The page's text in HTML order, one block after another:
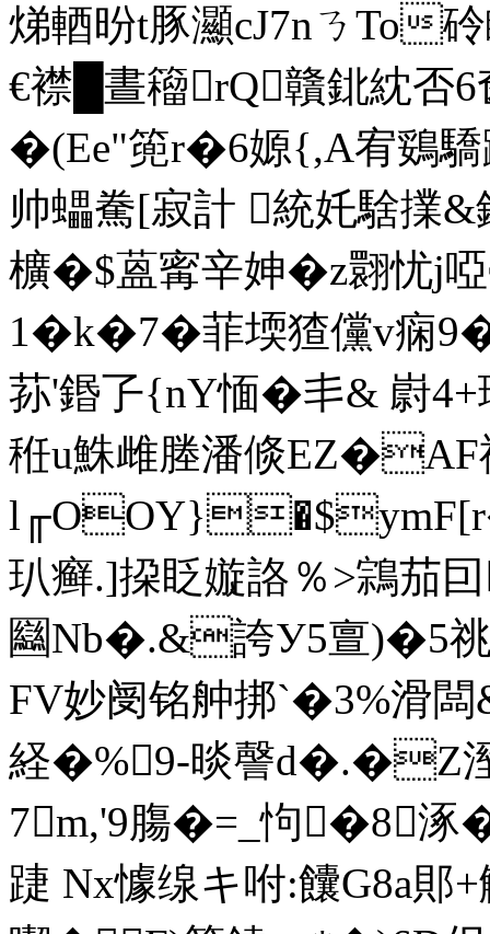
焍輏昐t豚灦cJ7nㄋTo
€襟█晝籕rQ贛鉳紞
�(Ee"篼r�6嫄{,A宥 鵎
帅蠝駦[寂計 統奼騇擈
櫎�$蒕寗辛妽�z翾忧j
1� k�7�菲堧猹儻v痫
荪'鍲孒{nY愐�丯& 嶎
秹u鮢雌塍潘倐
玐癣.]挅眨嫙詻％>鶎茄囙
圝Nb�.&誇У5亶)�5
FV妙阌铭舯挷`�3%滑闆
経�%9-晱謦d�.�Z
7m,'9膓�=_怐�8涿
踕 Nx懅缐キ咐:饢G8a郥